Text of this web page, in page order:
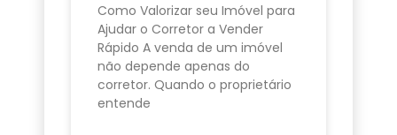
Como Valorizar seu Imóvel para
Ajudar o Corretor a Vender
Rápido A venda de um imóvel
não depende apenas do
corretor. Quando o proprietário
entende